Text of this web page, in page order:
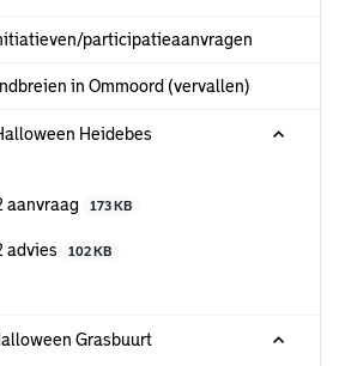
participatieaanvragen
in Ommoord (vervallen)
Heidebes
aanvraag
173 KB
advies 102 KB
Grasbuurt